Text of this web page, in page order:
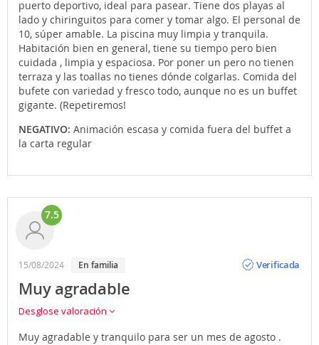
puerto deportivo, ideal para pasear. Tiene dos playas al
lado y chiringuitos para comer y tomar algo. El personal de
10, súper amable. La piscina muy limpia y tranquila.
Habitación bien en general, tiene su tiempo pero bien
cuidada , limpia y espaciosa. Por poner un pero no tienen
terraza y las toallas no tienes dónde colgarlas. Comida del
bufete con variedad y fresco todo, aunque no es un buffet
gigante. (Repetiremos!
NEGATIVO: Animación escasa y comida fuera del buffet a
la carta regular
7.5
15/08/2024 en familia
Verificada
Muy agradable
Desglose valoración
Muy agradable y tranquilo para ser un mes de agosto .